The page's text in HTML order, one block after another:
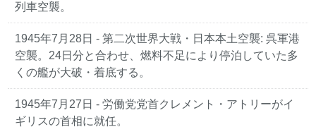
列車空襲。
1945年7月28日 - 第二次世界大戦・日本本土空襲: 呉軍港
空襲。24日分と合わせ、燃料不足により停泊していた多
くの艦が大破・着底する。
1945年7月27日 - 労働党党首クレメント・アトリーがイ
ギリスの首相に就任。